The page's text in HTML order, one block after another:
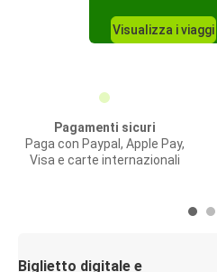
Visualizza i viaggi
Pagamenti sicuri
Paga con Paypal, Apple Pay,
Visa e carte internazionali
Biglietto digitale e